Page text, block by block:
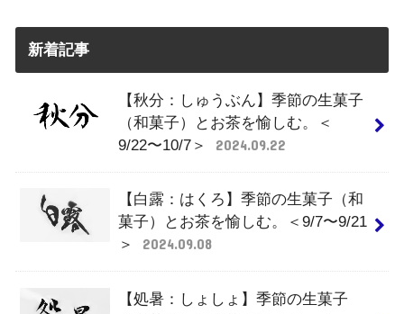
新着記事
【秋分：しゅうぶん】季節の生菓子
（和菓子）とお茶を愉しむ。＜
9/22〜10/7＞
2024.09.22
【白露：はくろ】季節の生菓子（和
菓子）とお茶を愉しむ。＜9/7〜9/21
＞
2024.09.08
【処暑：しょしょ】季節の生菓子